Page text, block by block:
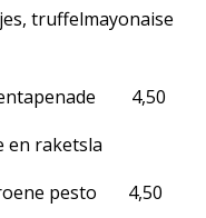
truffelmayonaise
4,50
en raketsla
pesto 4,50